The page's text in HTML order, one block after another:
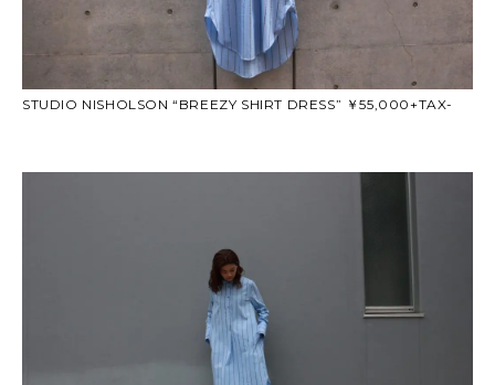
STUDIO NISHOLSON “BREEZY SHIRT DRESS” ￥55,000+TAX-